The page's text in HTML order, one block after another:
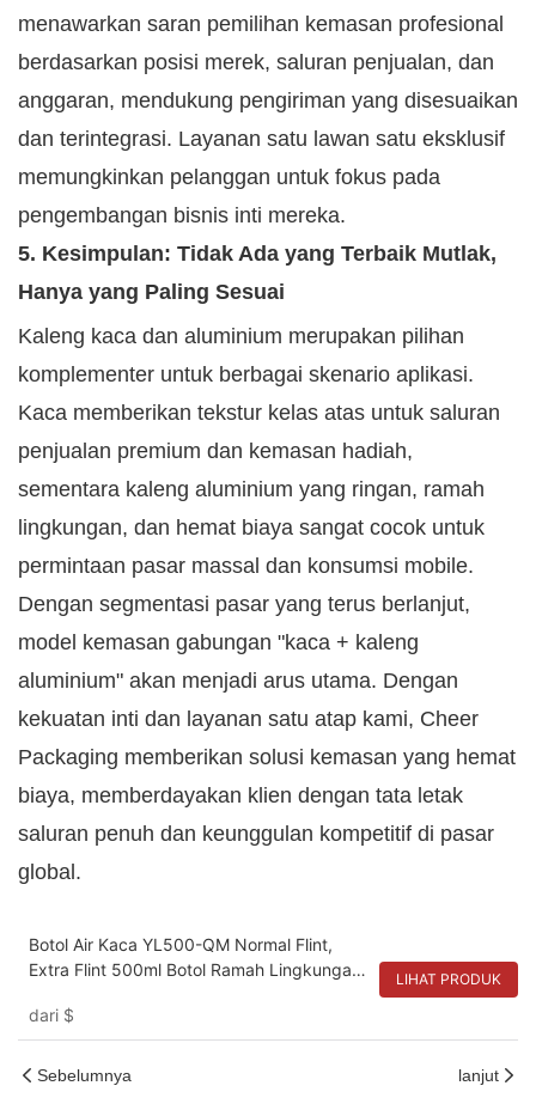
menawarkan saran pemilihan kemasan profesional
berdasarkan posisi merek, saluran penjualan, dan
anggaran, mendukung pengiriman yang disesuaikan
dan terintegrasi. Layanan satu lawan satu eksklusif
memungkinkan pelanggan untuk fokus pada
pengembangan bisnis inti mereka.
5. Kesimpulan: Tidak Ada yang Terbaik Mutlak,
Hanya yang Paling Sesuai
Kaleng kaca dan aluminium merupakan pilihan
komplementer untuk berbagai skenario aplikasi.
Kaca memberikan tekstur kelas atas untuk saluran
penjualan premium dan kemasan hadiah,
sementara kaleng aluminium yang ringan, ramah
lingkungan, dan hemat biaya sangat cocok untuk
permintaan pasar massal dan konsumsi mobile.
Dengan segmentasi pasar yang terus berlanjut,
model kemasan gabungan "kaca + kaleng
aluminium" akan menjadi arus utama. Dengan
kekuatan inti dan layanan satu atap kami, Cheer
Packaging memberikan solusi kemasan yang hemat
biaya, memberdayakan klien dengan tata letak
saluran penuh dan keunggulan kompetitif di pasar
global.
Botol Air Kaca YL500-QM Normal Flint,
Extra Flint 500ml Botol Ramah Lingkungan
dari $
LIHAT PRODUK
Sebelumnya lanjut